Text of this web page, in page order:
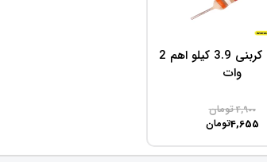
مقاومت کربنی 3.9 کیلو اهم 2
وات
4,900تومان
4,655تومان